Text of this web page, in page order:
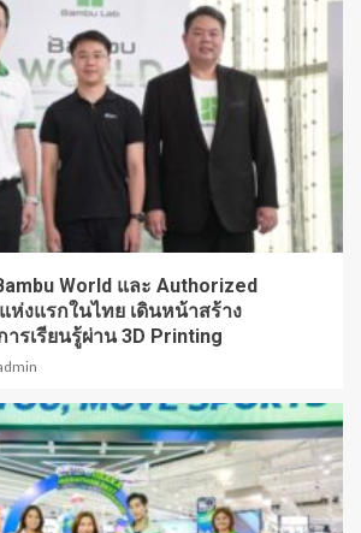
World และ Authorized
ห่งแรกในไทย เดินหน้าสร้าง
รเรียนรู้ผ่าน 3D Printing